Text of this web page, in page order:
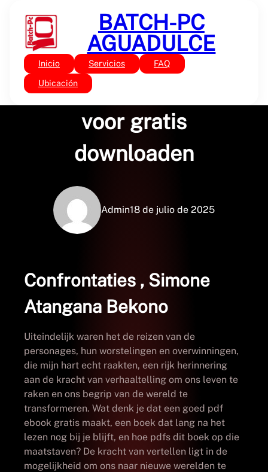
contenido
BATCH-PC
AGUADULCE
Inicio Servicios FAQ
Ubicación
Sin categoría
Confrontaties | Boeken
voor gratis
downloaden
Admin18 de julio de 2025
Confrontaties , Simone
Atangana Bekono
Uiteindelijk waren het de reizen van de
personages, hun worstelingen en overwinningen,
die mijn hart echt raakten, een rijk herinnering
aan de kracht van verhaaltelling om ons leven te
raken en ons begrip van de wereld te
transformeren. Wat denk je dat een goed pdf
ebook gratis maakt, een boek dat lang na het
lezen nog bij je blijft, en hoe pdfs dit boek op die
maatstaven? De kracht van vertellen ligt in de
mogelijkheid om ons naar nieuwe werelden te